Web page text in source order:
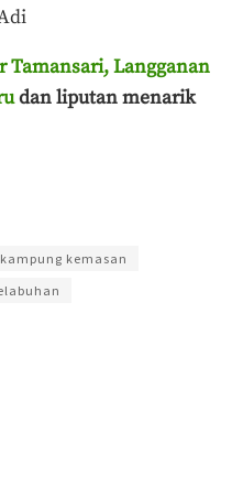
Tamansari, Langganan
dan liputan menarik
kampung kemasan